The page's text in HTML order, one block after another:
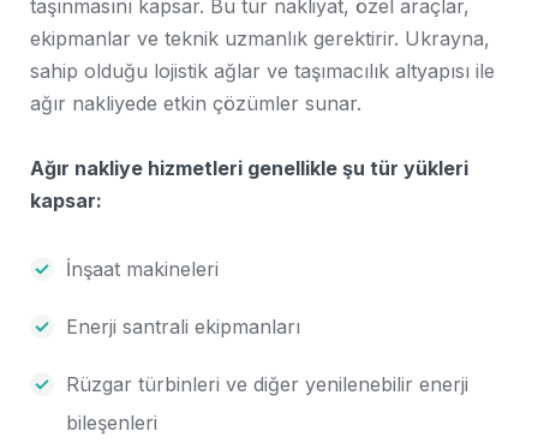
taşınmasını kapsar. Bu tür nakliyat, özel araçlar,
ekipmanlar ve teknik uzmanlık gerektirir. Ukrayna,
sahip olduğu lojistik ağlar ve taşımacılık altyapısı ile
ağır nakliyede etkin çözümler sunar.
Ağır nakliye hizmetleri genellikle şu tür yükleri
kapsar:
İnşaat makineleri
Enerji santrali ekipmanları
Rüzgar türbinleri ve diğer yenilenebilir enerji
bileşenleri